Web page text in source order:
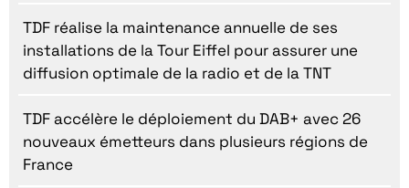
TDF réalise la maintenance annuelle de ses
installations de la Tour Eiffel pour assurer une
diffusion optimale de la radio et de la TNT
TDF accélère le déploiement du DAB+ avec 26
nouveaux émetteurs dans plusieurs régions de
France